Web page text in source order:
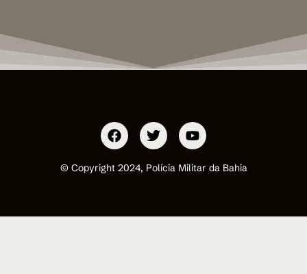
© Copyright 2024, Polícia Militar da Bahia